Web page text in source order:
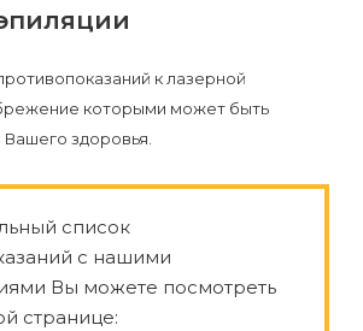
к лазерной
которыми может быть
здоровья.
список
с нашими
Вы можете посмотреть
странице: